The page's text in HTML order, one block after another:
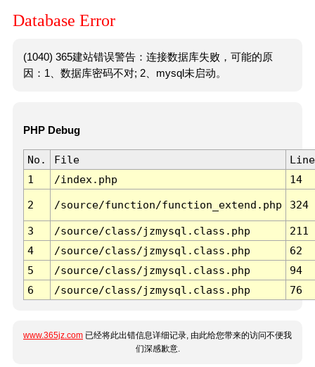
Database Error
(1040) 365建站错误警告：连接数据库失败，可能的原
因：1、数据库密码不对; 2、mysql未启动。
PHP Debug
No. File
Line
1
/index.php 14
2 /source/function/function_extend.php 324
3 /source/class/jzmysql.class.php
211
4
/source/class/jzmysql.class.php
62
5
/source/class/jzmysql.class.php
94
6
/source/class/jzmysql.class.php 76
www.365jz.com 已经将此出错信息详细记录, 由此给您带来的访问不便我
们深感歉意.